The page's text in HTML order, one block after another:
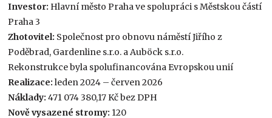
Investor: Hlavní město Praha ve spolupráci s Městskou částí
Praha 3
Zhotovitel: Společnost pro obnovu náměstí Jiřího z
Poděbrad, Gardenline s.r.o. a Auböck s.r.o.
Rekonstrukce byla spolufinancována Evropskou unií
Realizace: leden 2024 – červen 2026
Náklady: 471 074 380,17 Kč bez DPH
Nově vysazené stromy: 120